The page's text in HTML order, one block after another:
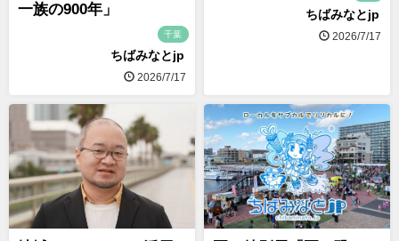
一族の900年」
千葉
ちばみなとjp
2026/7/17
ちばみなとjp
2026/7/17